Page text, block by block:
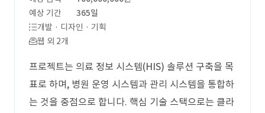
예상 기간
365일
개발 · 디자인 · 기획
웹 외 2개
프로젝트는 의료 정보 시스템(HIS) 솔루션 구축을 목
표로 하며, 병원 운영 시스템과 관리 시스템을 통합하
는 것을 중점으로 합니다. 핵심 기술 스택으로는 클라